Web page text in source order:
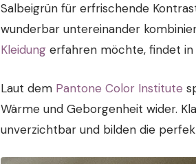
Salbeigrün für erfrischende
wunderbar untereinander
Kleidung erfahren möchte, findet
Laut dem Pantone Color Institute
Wärme und Geborgenheit wider.
unverzichtbar und bilden die